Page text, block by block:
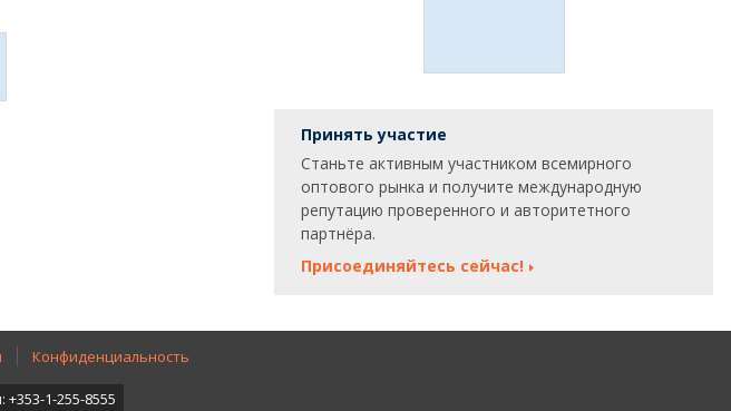
Принять участие
Станьте активным участником всемирного
оптового рынка и получите международную
репутацию проверенного и авторитетного
партнёра.
Присоединяйтесь сейчас!
Конфиденциальность
1-255-8555